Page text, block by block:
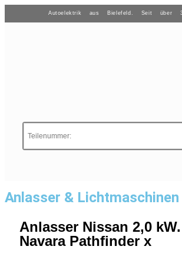
Autoelektrik aus Bielefeld. Seit über
Anlasser &
Anlasser Nissan 2,0
Navara Pathfinder x